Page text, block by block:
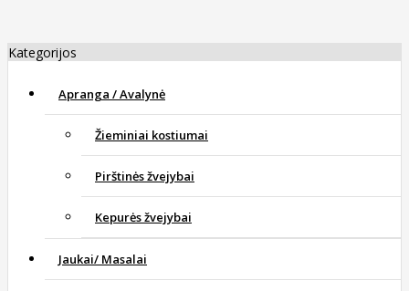
Kategorijos
Apranga / Avalynė
Žieminiai kostiumai
Pirštinės žvejybai
Kepurės žvejybai
Jaukai/ Masalai